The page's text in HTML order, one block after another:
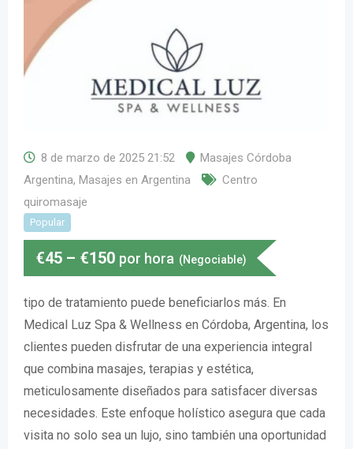
8 de marzo de 2025 21:52
Masajes Córdoba
Argentina, Masajes en Argentina
Centro
quiromasaje
Popular
€45 – €150 por hora (Negociable)
tipo de tratamiento puede beneficiarlos más. En
Medical Luz Spa & Wellness en Córdoba, Argentina, los
clientes pueden disfrutar de una experiencia integral
que combina masajes, terapias y estética,
meticulosamente diseñados para satisfacer diversas
necesidades. Este enfoque holístico asegura que cada
visita no solo sea un lujo, sino también una oportunidad